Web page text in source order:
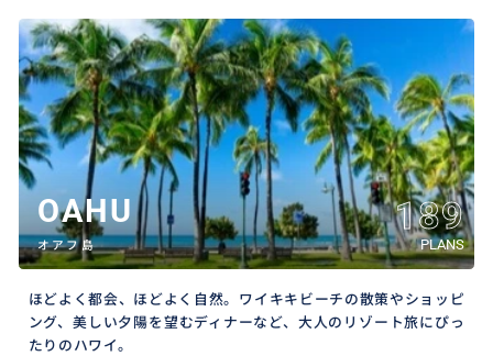
OAHU
オアフ島
189
PLANS
ほどよく都会、ほどよく自然。ワイキキビーチの散策やショッピ
ング、美しい夕陽を望むディナーなど、大人のリゾート旅にぴっ
たりのハワイ。